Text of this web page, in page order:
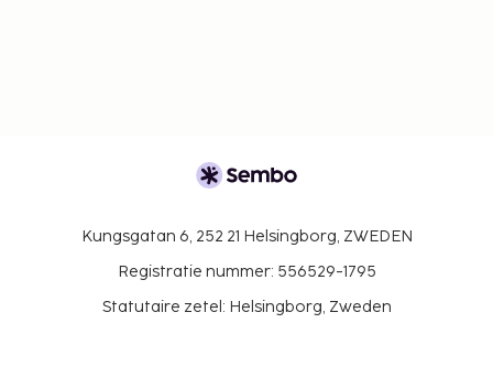
Kungsgatan 6, 252 21 Helsingborg, ZWEDEN
Registratie nummer: 556529-1795
Statutaire zetel: Helsingborg, Zweden